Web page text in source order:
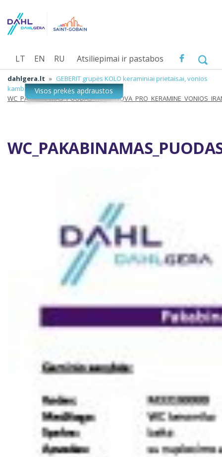
Atsiliepimai ir pastabos
LT EN RU
dahlgera.lt » GEBERIT grupės KOLO keraminiai prietaisai, vonios
kambario įranga »